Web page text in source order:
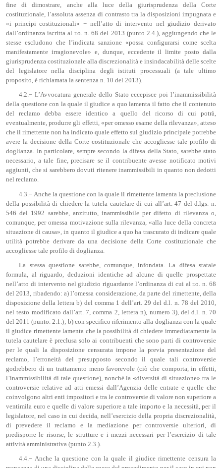
fine di dimostrare, anche alla luce della giurisprudenza della Corte
costituzionale, l’assoluta assenza di contrasto tra la disposizioni impugnata e
«i principi costituzionali» − nell’atto di intervento nel giudizio derivato
dall’ordinanza iscritta al r.o. n. 68 del 2013 (punto 2.4.), aggiungendo che le
stesse escludono che l’indicata sanzione «possa configurarsi come scelta
manifestamente irragionevole» e, dunque, eccedente il limite posto dalla
giurisprudenza costituzionale alla discrezionalità e insindacabilità delle scelte
del legislatore nella disciplina degli istituti processuali (a tale ultimo
proposito, è richiamata la sentenza n. 10 del 2013).
4.2.− L’Avvocatura generale dello Stato eccepisce poi l’inammissibilità
della questione con la quale il giudice a quo lamenta il fatto che il contenuto
del reclamo debba essere identico a quello del ricorso di cui potrà,
eventualmente, produrre gli effetti, «per omesso esame della rilevanza», atteso
che il rimettente non ha indicato quale effetto sul giudizio principale potrebbe
avere la decisione della Corte costituzionale che accogliesse tale profilo di
doglianza. In particolare, sempre secondo la difesa della Stato, sarebbe stato
necessario, a tale fine, precisare se il contribuente avesse notificato motivi
aggiunti, che si sarebbero dovuti ritenere inammissibili in quanto non dedotti
nel reclamo.
4.3.− Anche la questione con la quale il rimettente lamenta la preclusione
della possibilità di chiedere la tutela cautelare di cui all’art. 47 del d.lgs. n.
546 del 1992 sarebbe, anzitutto, inammissibile per difetto di rilevanza o,
comunque, per omessa motivazione sulla rilevanza, «alla luce della concreta
situazione di causa», in quanto il giudice a quo ha trascurato di indicare quale
utilità potrebbe derivare da una decisione della Corte costituzionale che
accogliesse tale profilo di doglianza.
La stessa questione sarebbe, comunque, infondata. La difesa statale
formula, al riguardo, deduzioni identiche ad alcune di quelle prospettate
nell’atto di intervento nel giudizio riguardante l’ordinanza di cui al r.o. n. 68
del 2013, ribadendo: a) l’omessa considerazione, da parte del rimettente, della
disposizione della lettera b) del comma 1 dell’art. 29 del d.l. n. 78 del 2010,
nel testo modificato dall’art. 7, comma 2, lettera n), numero 3), del d.l. n. 70
del 2011 (punto. 2.1.); b) con specifico riferimento alla doglianza con la quale
il giudice rimettente lamenta che la possibilità di chiedere immediatamente la
tutela cautelare è preclusa solo ai contribuenti che sono parti di controversie
per le quali la disposizione censurata impone la previa presentazione del
reclamo, l’erroneità del presupposto secondo il quale tali controversie
godrebbero di un trattamento meno favorevole (ciò che comporta, in effetti,
l’inammissibilità di tale questione), nonché la «diversità di situazione» tra le
controversie relative ad atti emessi dall’Agenzia delle entrate e quelle che
coinvolgono altri enti impositori e tra le controversie di valore non superiore a
ventimila euro e quelle di valore superiore a tale importo e la necessità, per il
legislatore, nel caso in cui decida, nell’esercizio della propria discrezionalità,
di prevedere il reclamo e la mediazione per controversie ulteriori, di
predisporre le risorse, le strutture e i mezzi necessari per l’esercizio di tale
attività amministrativa (punto 2.3.).
4.4.− Anche la questione con la quale il giudice rimettente censura la